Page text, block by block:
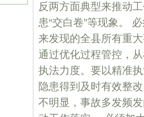
反两方面典型来推动
患“交白卷”等现象。
来发现的全县所有重
通过优化过程管控，
执法力度。要以精准
隐患得到及时有效整
不明显，事故多发频